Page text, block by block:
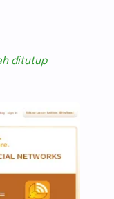
ditutup